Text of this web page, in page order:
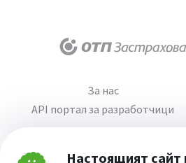
Затвори Настоящият сайт
За нас
API портал за разработчици